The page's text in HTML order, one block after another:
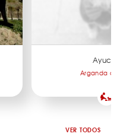
Arganda
VER TODOS